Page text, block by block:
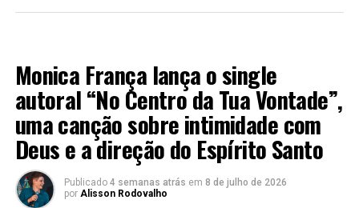
Monica França lança o single
autoral “No Centro da Tua Vontade”,
uma canção sobre intimidade com
Deus e a direção do Espírito Santo
Publicado 4 semanas atrás em 8 de julho de 2026
por Alisson Rodovalho